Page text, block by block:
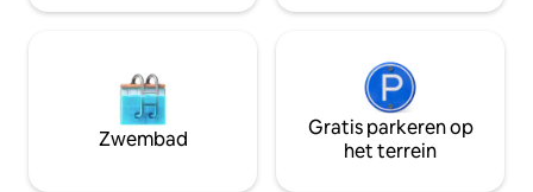
Zwembad
Gratis parkeren op
het terrein